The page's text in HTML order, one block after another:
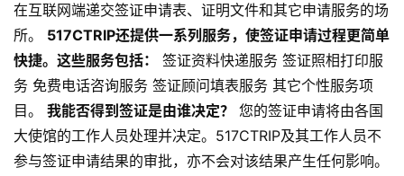
在互联网端递交签证申请表、证明文件和其它申请服务的场
所。 517CTRIP还提供一系列服务，使签证申请过程更简单
快捷。这些服务包括：
签证资料快递服务 签证照相打印服
务 免费电话咨询服务 签证顾问填表服务 其它个性服务项
目。 我能否得到签证是由谁决定？
您的签证申请将由各国
大使馆的工作人员处理并决定。517CTRIP及其工作人员不
参与签证申请结果的审批，亦不会对该结果产生任何影响。